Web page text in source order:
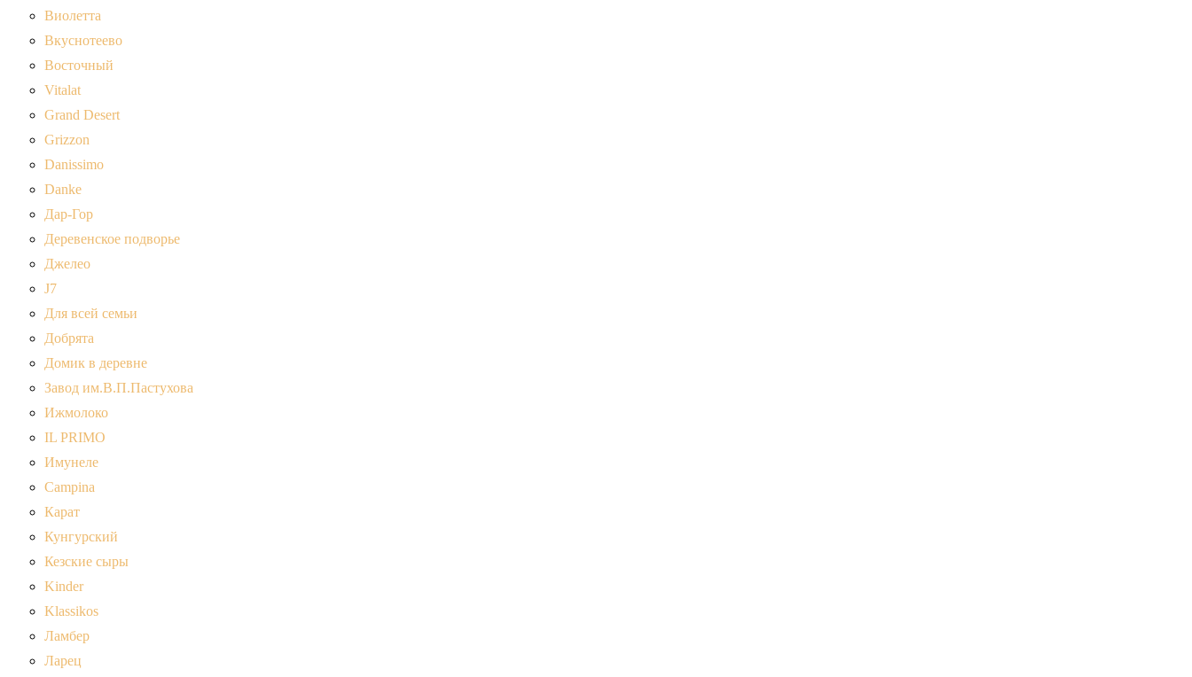
Виолетта
Вкуснотеево
Восточный
Vitalat
Grand Desert
Grizzon
Danissimo
Danke
Дар-Гор
Деревенское подворье
Джелео
J7
Для всей семьи
Добрята
Домик в деревне
Завод им.В.П.Пастухова
Ижмолоко
IL PRIMO
Имунеле
Campina
Карат
Кунгурский
Кезские сыры
Kinder
Klassikos
Ламбер
Ларец